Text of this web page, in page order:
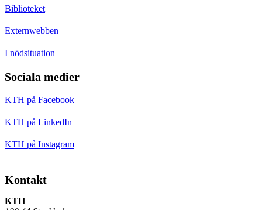
Biblioteket
Externwebben
I nödsituation
Sociala medier
KTH på Facebook
KTH på LinkedIn
KTH på Instagram
Kontakt
KTH